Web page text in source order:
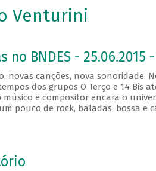
Venturini
no BNDES - 25.06.2015
novas canções, nova sonoridade.
dos grupos O Terço e 14 Bis
músico e compositor encara o
pouco de rock, baladas, bossa e